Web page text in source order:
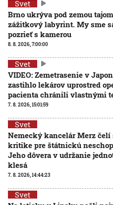
Svet
Brno ukrýva pod zemou
zážitkový labyrint. My sme
pozrieť s kamerou
8. 8. 2026, 7:00:00
Svet
VIDEO: Zemetrasenie v
zastihlo lekárov uprostred
pacienta chránili vlastnými
7. 8. 2026, 15:01:59
Svet
Nemecký kancelár Merz
kritike pre štátnickú
Jeho dôvera v udržanie
klesá
7. 8. 2026, 14:44:23
Svet